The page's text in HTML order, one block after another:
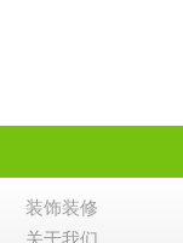
装饰装修